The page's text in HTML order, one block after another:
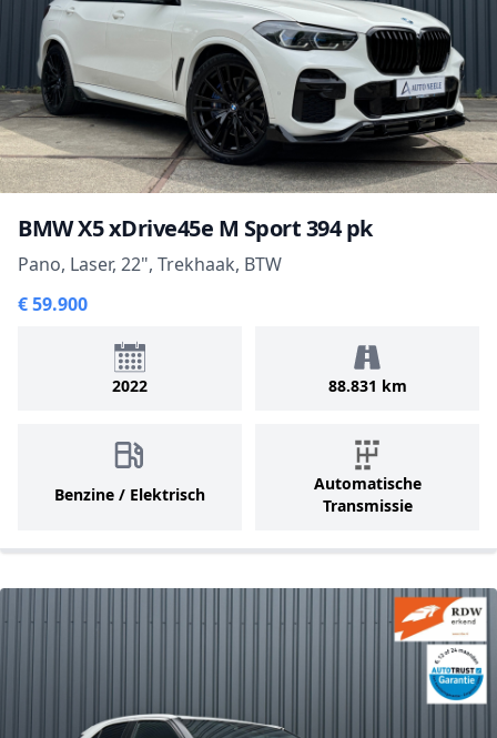
BMW X5 xDrive45e M Sport 394 pk
Pano, Laser, 22", Trekhaak, BTW
€ 59.900
2022 88.831 km
Benzine / Elektrisch
Automatische
Transmissie